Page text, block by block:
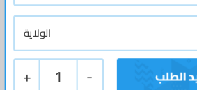
+ 1 -